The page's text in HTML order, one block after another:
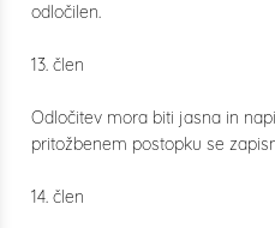
odločilen.
13. člen
Odločitev mora biti jasna in
pritožbenem postopku se
14. člen